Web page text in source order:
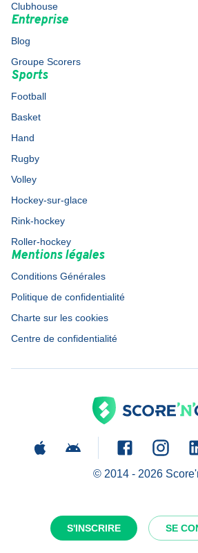
S'INSCRIRE SE
Clubhouse
Entreprise
Blog
Groupe Scorers
Sports
Football
Basket
Hand
Rugby
Volley
Hockey-sur-glace
Rink-hockey
Roller-hockey
Mentions légales
Conditions Générales
Politique de confidentialité
Charte sur les cookies
Centre de confidentialité
© 2014 - 2026